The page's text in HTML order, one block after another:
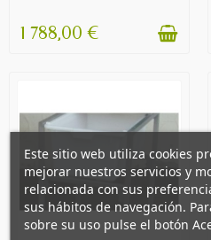
1 788,00 €
Este sitio web utiliza cookies
mejorar nuestros servicios y
relacionada con sus
sus hábitos de navegación.
sobre su uso pulse el botón